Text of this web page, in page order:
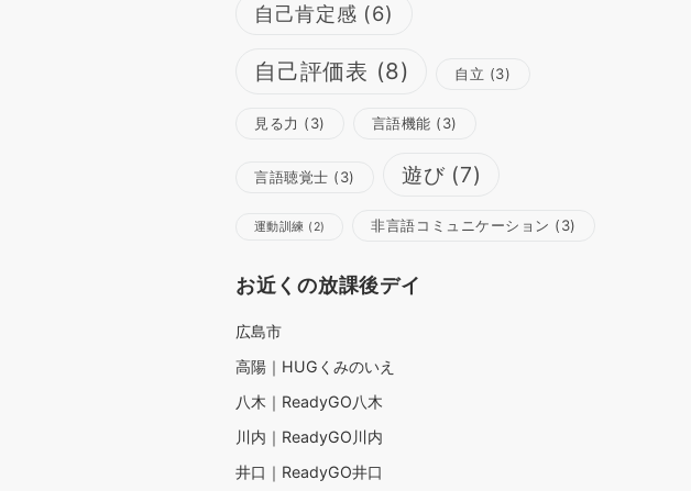
自己肯定感 (6)
自己評価表 (8) 自立 (3)
見る力 (3) 言語機能 (3)
言語聴覚士 (3) 遊び(7)
運動訓練 (2) 非言語コミュニケーション (3)
お近くの放課後デイ
広島市
高陽｜HUGくみのいえ
八木｜ReadyGO八木
川内｜ReadyGO川内
井口｜ReadyGO井口